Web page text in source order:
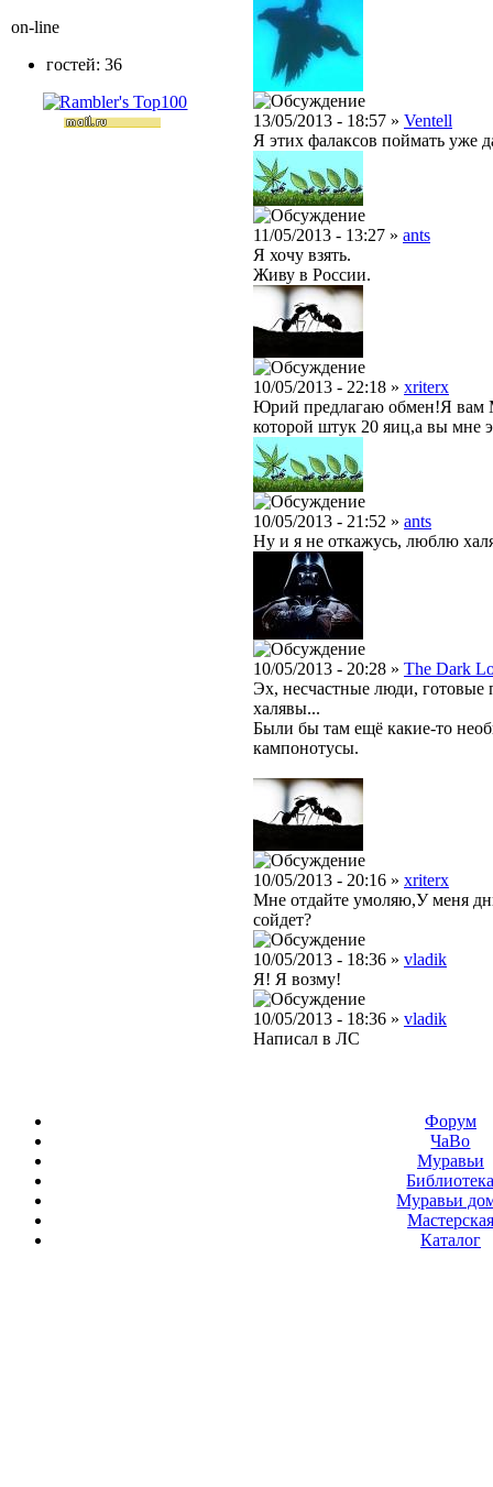
13/05/2013 - 18:57 » Ventell
Я этих фалаксов поймать уже
11/05/2013 - 13:27 » ants
Я хочу взять.
Живу в России.
10/05/2013 - 22:18 » xriterx
Юрий предлагаю обмен!Я вам
которой штук 20 яиц,а вы мне
10/05/2013 - 21:52 » ants
Ну и я не откажусь, люблю
10/05/2013 - 20:28 » The Dark
Эх, несчастные люди, готовые
халявы...
Были бы там ещё какие-то
кампонотусы.
10/05/2013 - 20:16 » xriterx
Мне отдайте умоляю,У меня
сойдет?
10/05/2013 - 18:36 » vladik
Я! Я возму!
10/05/2013 - 18:36 » vladik
Написал в ЛС
on-line
гостей: 36
Форум
ЧаВо
Муравьи
Муравьи
Мастерская
Каталог